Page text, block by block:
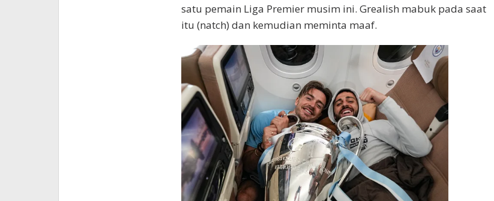
satu pemain Liga Premier musim ini. Grealish mabuk pada saat
itu (natch) dan kemudian meminta maaf.